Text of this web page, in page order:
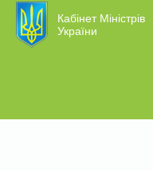
Кабінет Міністрів
України